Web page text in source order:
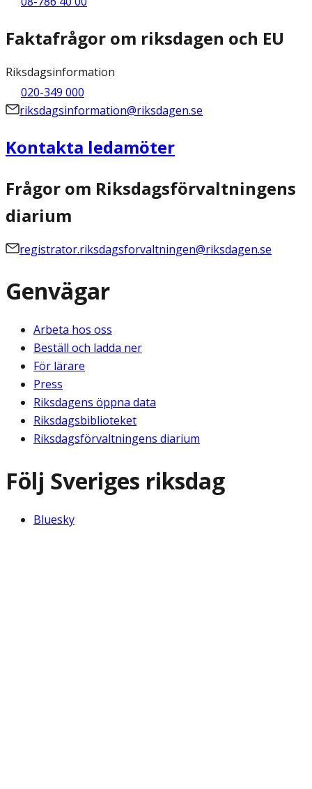
Faktafrågor om riksdagen och EU
Riksdagsinformation
020-349 000
riksdagsinformation@riksdagen.se
Kontakta ledamöter
Frågor om Riksdagsförvaltningens
diarium
registrator.riksdagsforvaltningen@riksdagen.se
Genvägar
Arbeta hos oss
Beställ och ladda ner
För lärare
Press
Riksdagens öppna data
Riksdagsbiblioteket
Riksdagsförvaltningens diarium
Följ Sveriges riksdag
Bluesky